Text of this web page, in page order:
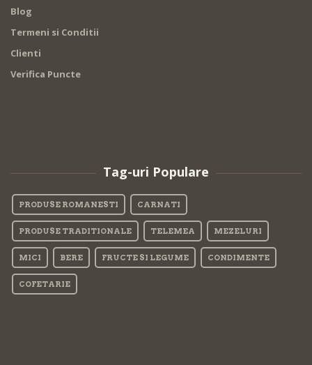
Blog
Termeni si Conditii
Clienti
Verifica Puncte
Tag-uri Populare
PRODUSE ROMANESTI CARNATI
PRODUSE TRADITIONALE TELEMEA MEZELURI
MICI BERE FRUCTE SI LEGUME CONDIMENTE
COFETARIE